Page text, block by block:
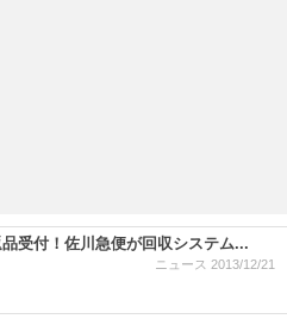
受付！佐川急便が回収システム...
ニュース 2013/12/21